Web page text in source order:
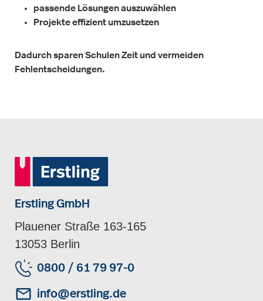
passende Lösungen auszuwählen
Projekte effizient umzusetzen
Dadurch sparen Schulen Zeit und vermeiden
Fehlentscheidungen.
Erstling GmbH
Plauener Straße 163-165
13053 Berlin
0800 / 61 79 97-0
info@erstling.de